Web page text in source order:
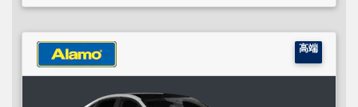
高端